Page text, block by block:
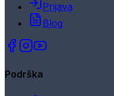
Prijava
Blog
Podrška